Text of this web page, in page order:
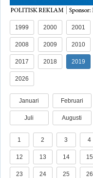
1999 2000 2001
2008 2009 2010
2017 2018 2019
2026
Januari Februari
Juli Augusti
1 2 3 4
12 13 14 15
23 24 25 26